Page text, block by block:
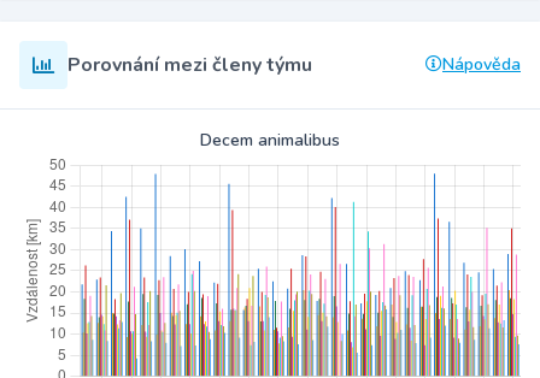
Porovnání mezi členy týmu Nápověda
Decem animalibus